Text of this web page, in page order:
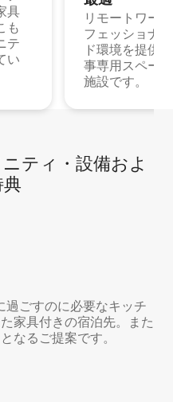
具
も
テ
い
リモートワー
フェッショナ
ド環境を提供
事専用スペー
施設です。
テ⁠ィ⁠・設⁠備⁠およ
過ごすのに必要なキッチ
家具付きの宿泊先。また
なるご提案です。